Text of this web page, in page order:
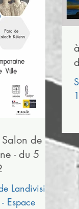
de
- du 5
Landivisiau
Espace